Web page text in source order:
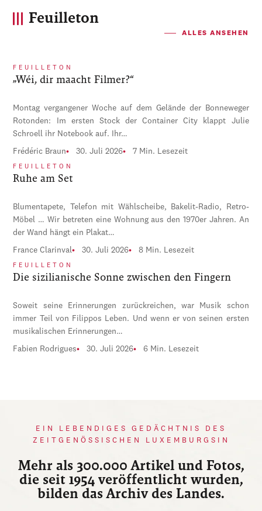
Feuilleton
ALLES ANSEHEN
FEUILLETON
„Wéi, dir maacht Filmer?“
Montag vergangener Woche auf dem Gelände der Bonneweger
Rotonden: Im ersten Stock der Container City klappt Julie
Schroell ihr Notebook auf. Ihr…
Frédéric Braun 30. Juli 2026 7 Min. Lesezeit
FEUILLETON
Ruhe am Set
Blumentapete, Telefon mit Wählscheibe, Bakelit-Radio, Retro-
Möbel … Wir betreten eine Wohnung aus den 1970er Jahren. An
der Wand hängt ein Plakat…
France Clarinval 30. Juli 2026 8 Min. Lesezeit
FEUILLETON
Die sizilianische Sonne zwischen den Fingern
Soweit seine Erinnerungen zurückreichen, war Musik schon
immer Teil von Filippos Leben. Und wenn er von seinen ersten
musikalischen Erinnerungen…
Fabien Rodrigues 30. Juli 2026 6 Min. Lesezeit
EIN LEBENDIGES GEDÄCHTNIS DES
ZEITGENÖSSISCHEN LUXEMBURGSIN
Mehr als 300.000 Artikel und Fotos,
die seit 1954 veröffentlicht wurden,
bilden das Archiv des Landes.